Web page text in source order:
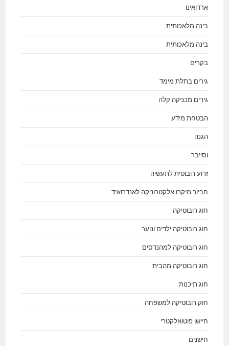
ארדואינו
בינה מלאכותית
בינה מלאכותית
בקרים
גירים בתלת מימד
גירים מכניקה קלה
הבטחת מידע
הגנה
וסייבר
זרוע רובוטית לתעשיה
חביור מיקרו אלקטרוניקה לאנדרואיד
חוג רובוטיקה
חוג רובוטיקה ילדים ונוער
חוג רובוטיקה למהנדסים
חוג רובוטיקה מהבית
חוג תיכנות
חוק רובוטיקה למשפחה
חיישן פוטואלקטרי
חישנים